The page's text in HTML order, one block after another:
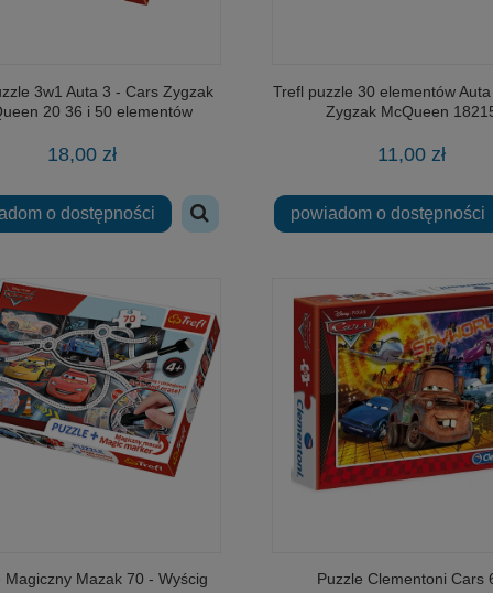
3w1 Auta 3 - Cars Zygzak
20 36 i 50 elementów
18,00 zł
o dostępności
Trefl puzzle 30 elementów
Zygzak McQueen
11,00 zł
powiadom o dostępności
Magiczny Mazak 70 - Wyścig
Puzzle Clementoni Cars